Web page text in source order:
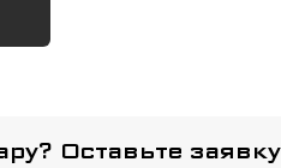
Оставьте